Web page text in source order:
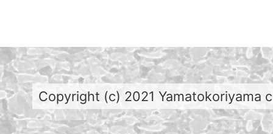
Copyright (c) 2021 Yamatokoriyama